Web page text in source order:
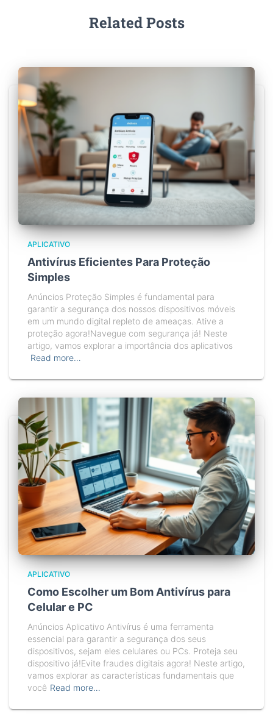
Related Posts
APLICATIVO
Antivírus Eficientes Para Proteção
Simples
Anúncios Proteção Simples é fundamental para
garantir a segurança dos nossos dispositivos móveis
em um mundo digital repleto de ameaças. Ative a
proteção agora!Navegue com segurança já! Neste
artigo, vamos explorar a importância dos aplicativos
Read more…
APLICATIVO
Como Escolher um Bom Antivírus para
Celular e PC
Anúncios Aplicativo Antivírus é uma ferramenta
essencial para garantir a segurança dos seus
dispositivos, sejam eles celulares ou PCs. Proteja seu
dispositivo já!Evite fraudes digitais agora! Neste artigo,
vamos explorar as características fundamentais que
você Read more…